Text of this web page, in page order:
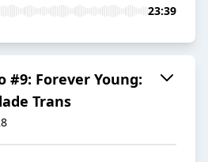
23:39
#9: Forever Young:
Trans